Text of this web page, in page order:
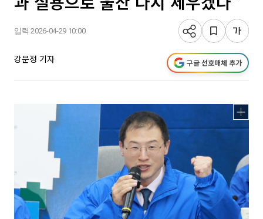
입력 2026-04-29 10:00
강문정 기자 구글 선호매체 추가